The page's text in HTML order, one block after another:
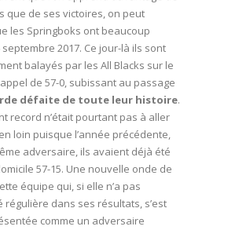
que de ses victoires, on peut
les Springboks ont beaucoup
2017. Ce jour-là ils sont
balayés par les All Blacks sur le
de 57-0, subissant au passage
défaite de toute leur histoire.
record n’était pourtant pas à aller
loin puisque l’année précédente,
adversaire, ils avaient déjà été
57-15. Une nouvelle onde de
équipe qui, si elle n’a pas
régulière dans ses résultats, s’est
comme un adversaire